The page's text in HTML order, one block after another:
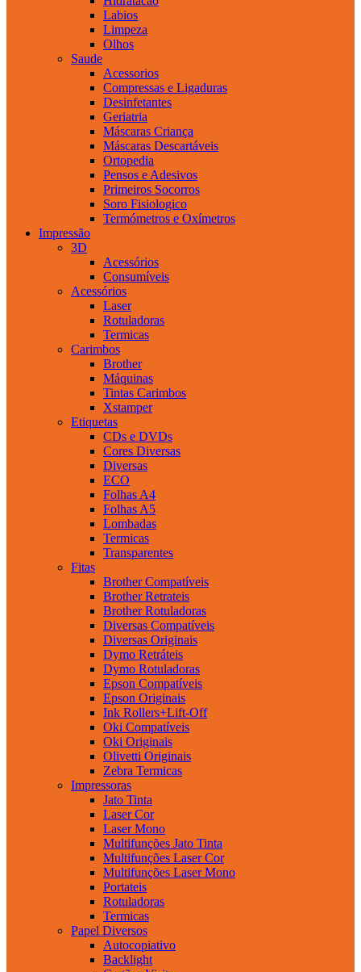
Labios
Limpeza
Olhos
Saude
Acessorios
Compressas e Ligaduras
Desinfetantes
Geriatria
Máscaras Criança
Máscaras Descartáveis
Ortopedia
Pensos e Adesivos
Primeiros Socorros
Soro Fisiologico
Termómetros e Oxímetros
Impressão
3D
Acessórios
Consumíveis
Acessórios
Laser
Rotuladoras
Termicas
Carimbos
Brother
Máquinas
Tintas Carimbos
Xstamper
Etiquetas
CDs e DVDs
Cores Diversas
Diversas
ECO
Folhas A4
Folhas A5
Lombadas
Termicas
Transparentes
Fitas
Brother Compatíveis
Brother Retrateis
Brother Rotuladoras
Diversas Compatíveis
Diversas Originais
Dymo Retráteis
Dymo Rotuladoras
Epson Compatíveis
Epson Originais
Ink Rollers+Lift-Off
Oki Compatíveis
Oki Originais
Olivetti Originais
Zebra Termicas
Impressoras
Jato Tinta
Laser Cor
Laser Mono
Multifunções Jato Tinta
Multifunções Laser Cor
Multifunções Laser Mono
Portateis
Rotuladoras
Termicas
Papel Diversos
Autocopiativo
Backlight